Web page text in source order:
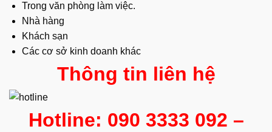
Trong văn phòng làm việc.
Nhà hàng
Khách sạn
Các cơ sở kinh doanh khác
Thông tin liên hệ
Hotline: 090 3333 092 –